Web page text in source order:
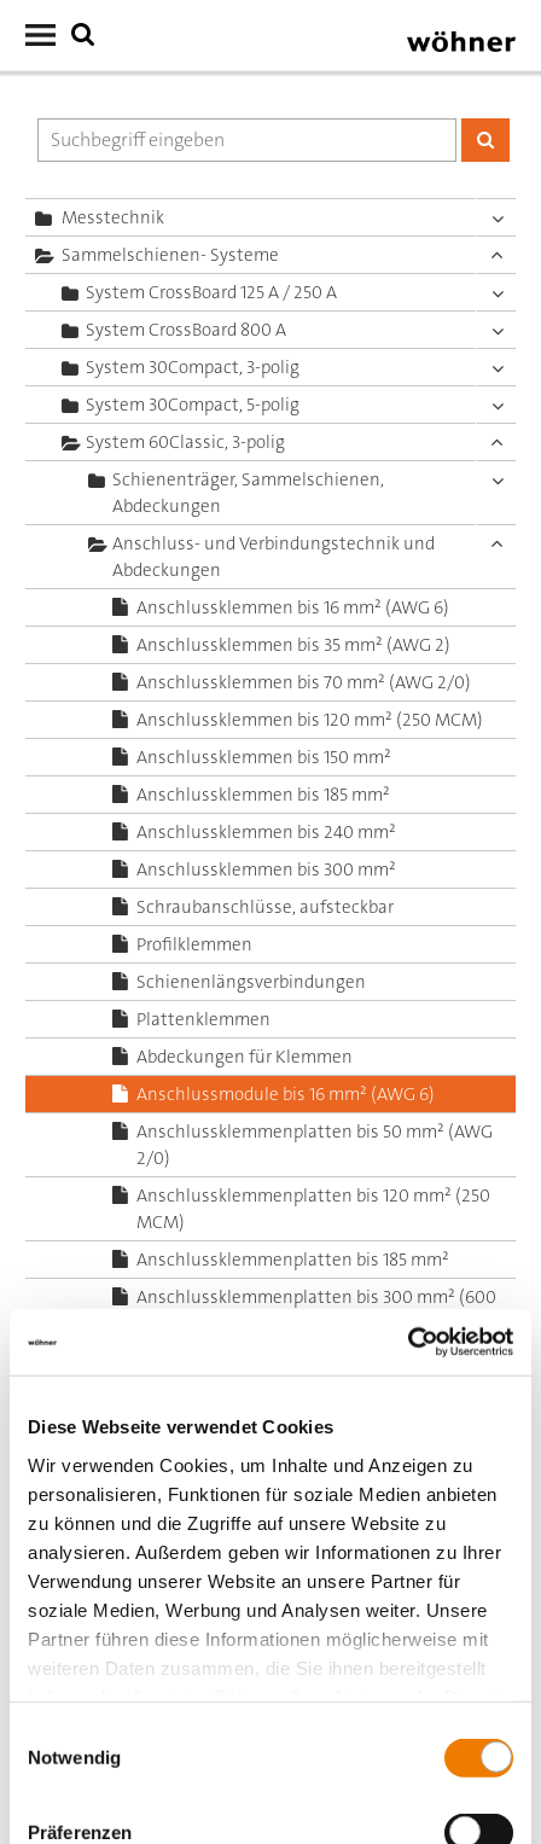
Diese Webseite verwendet Cookies
Wir verwenden Cookies, um Inhalte und Anzeigen zu
personalisieren, Funktionen für soziale Medien anbieten
zu können und die Zugriffe auf unsere Website zu
analysieren. Außerdem geben wir Informationen zu Ihrer
Verwendung unserer Website an unsere Partner für
soziale Medien, Werbung und Analysen weiter. Unsere
Partner führen diese Informationen möglicherweise mit
weiteren Daten zusammen, die Sie ihnen bereitgestellt
Notwendig
Präferenzen
Messtechnik
Sammelschienen- Systeme
System CrossBoard 125 A / 250 A
System CrossBoard 800 A
System 30Compact, 3-polig
System 30Compact, 5-polig
System 60Classic, 3-polig
Schienenträger, Sammelschienen,
Abdeckungen
Anschluss- und Verbindungstechnik und
Abdeckungen
Anschlussklemmen bis 16 mm² (AWG 6)
Anschlussklemmen bis 35 mm² (AWG 2)
Anschlussklemmen bis 70 mm² (AWG 2/0)
Anschlussklemmen bis 120 mm² (250 MCM)
Anschlussklemmen bis 150 mm²
Anschlussklemmen bis 185 mm²
Anschlussklemmen bis 240 mm²
Anschlussklemmen bis 300 mm²
Schraubanschlüsse, aufsteckbar
Profilklemmen
Schienenlängsverbindungen
Plattenklemmen
Abdeckungen für Klemmen
Anschlussmodule bis 16 mm² (AWG 6)
Anschlussklemmenplatten bis 50 mm² (AWG
2/0)
Anschlussklemmenplatten bis 120 mm² (250
MCM)
Anschlussklemmenplatten bis 185 mm²
Anschlussklemmenplatten bis 300 mm² (600
NH-Sicherungshalter
Halter für zylindrische Sicherungen nach IEC
/ EN
Halter für zylindrische Sicherungen nach UL
/ CSA
Lasttrennschalter mit D0-Sicherungen
Lasttrennschalter mit Sicherungen 10x38
NH-Sicherungslasttrennschalter
Lasttrennschalter mit NH-Sicherungen
Adapter